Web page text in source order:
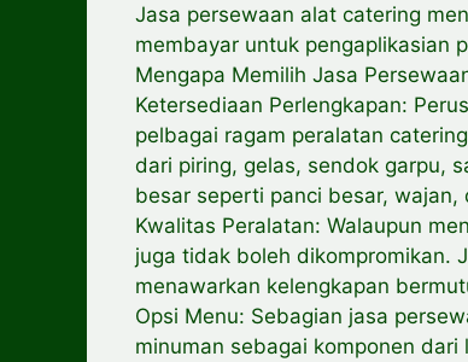
Jasa persewaan alat catering
membayar untuk pengaplikasian
Mengapa Memilih Jasa
Ketersediaan Perlengkapan:
pelbagai ragam peralatan
dari piring, gelas, sendok garpu,
besar seperti panci besar, wajan,
Kwalitas Peralatan: Walaupun
juga tidak boleh dikompromikan.
menawarkan kelengkapan
Opsi Menu: Sebagian jasa
minuman sebagai komponen